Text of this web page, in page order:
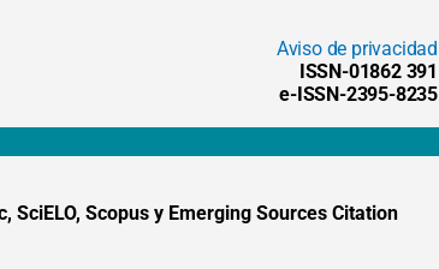
Aviso de privacidad
ISSN-01862 391
e-ISSN-2395-8235
SciELO, Scopus y Emerging Sources Citation